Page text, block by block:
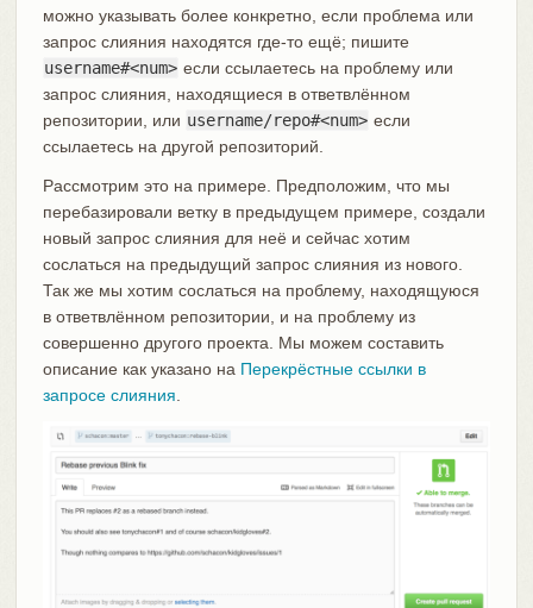
можно указывать более конкретно, если проблема или
запрос слияния находятся где-то ещё; пишите
username#<num> если ссылаетесь на проблему или
запрос слияния, находящиеся в ответвлённом
репозитории, или username/repo#<num> если
ссылаетесь на другой репозиторий.
Рассмотрим это на примере. Предположим, что мы
перебазировали ветку в предыдущем примере, создали
новый запрос слияния для неё и сейчас хотим
сослаться на предыдущий запрос слияния из нового.
Так же мы хотим сослаться на проблему, находящуюся
в ответвлённом репозитории, и на проблему из
совершенно другого проекта. Мы можем составить
описание как указано на Перекрёстные ссылки в
запросе слияния